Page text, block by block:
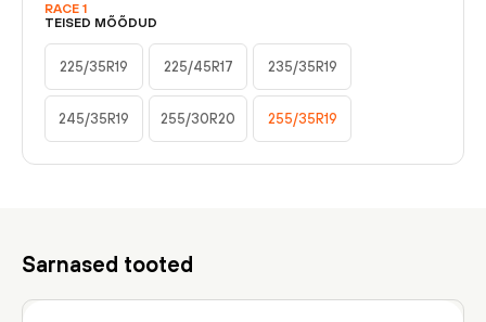
RACE 1
TEISED MÕÕDUD
225/35R19 225/45R17 235/35R19
245/35R19 255/30R20 255/35R19
Sarnased tooted